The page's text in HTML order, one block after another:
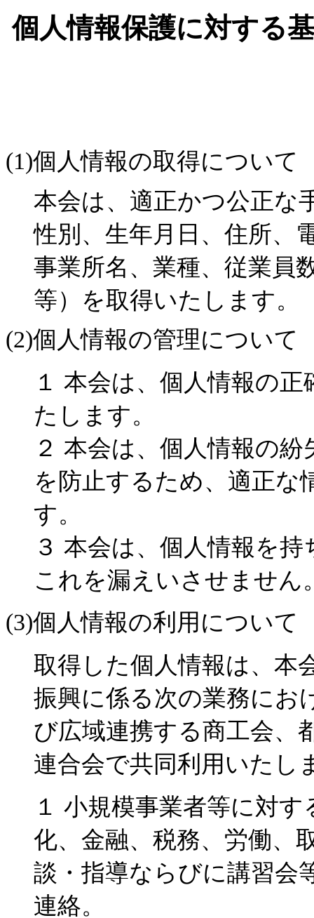
個人情報保護に対する
(1)個人情報の取得について
本会は、適正かつ公正な
性別、生年月日、住所、
事業所名、業種、従業員
等）を取得いたします。
(2)個人情報の管理について
１ 本会は、個人情報の
たします。
２ 本会は、個人情報の
を防止するため、適正な
す。
３ 本会は、個人情報を
これを漏えいさせません
(3)個人情報の利用について
取得した個人情報は、本
振興に係る次の業務にお
び広域連携する商工会、
連合会で共同利用いたし
１ 小規模事業者等に対
化、金融、税務、労働、
談・指導ならびに講習会
連絡。